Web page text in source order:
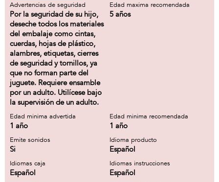
Advertencias de seguridad
Por la seguridad de su hijo,
deseche todos los materiales
del embalaje como cintas,
cuerdas, hojas de plástico,
alambres, etiquetas, cierres
de seguridad y tornillos, ya
que no forman parte del
juguete. Requiere ensamble
por un adulto. Utilícese bajo
la supervisión de un adulto.
Edad maxima recomendada
5 años
Edad minima advertida
1 año
Edad minima recomendada
1 año
Emite sonidos
Si
Idioma producto
Español
Idiomas caja
Español
Idiomas instrucciones
Español